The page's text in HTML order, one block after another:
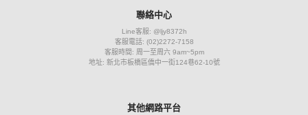
聯絡中心
Line客服: @ljy8372h
客服電話: (02)2272-7158
客服時間: 周一至周六 9am~5pm
地址: 新北市板橋區僑中一街124巷62-10號
其他網路平台